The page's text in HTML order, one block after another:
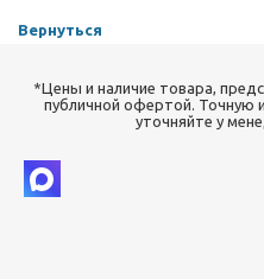
Вернуться
*Цены и наличие товара,
публичной офертой. Точную
уточняйте у